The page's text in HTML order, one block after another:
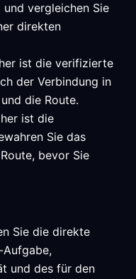
vergleichen Sie
direkten
ist die verifizierte
der Verbindung in
die Route.
ist die
Sie das
bevor Sie
Sie die direkte
und des für den